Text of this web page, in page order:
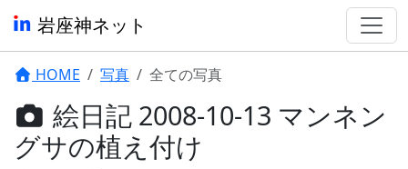
岩座神ネット
HOME 写真 全ての写真
絵日記 2008-10-13 マンネン
グサの植え付け